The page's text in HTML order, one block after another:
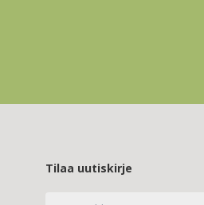
Tilaa uutiskirje